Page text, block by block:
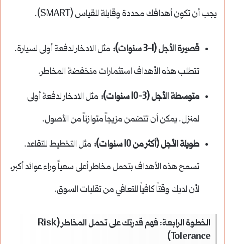
يجب أن تكون أهدافك محددة وقابلة للقياس (SMART).
قصيرة الأجل (1-3 سنوات):
مثل الادخار لدفعة أولى لسيارة.
تتطلب هذه الأهداف استثمارات منخفضة المخاطر.
متوسطة الأجل (3-10 سنوات):
مثل الادخار لدفعة أولى
لمنزل. يمكن أن تتضمن مزيجاً متوازناً من الأصول.
طويلة الأجل (أكثر من 10 سنوات):
مثل التخطيط للتقاعد.
تسمح هذه الأهداف بتحمل مخاطر أعلى سعياً وراء عوائد أكبر،
لأن لديك وقتاً كافياً للتعافي من تقلبات السوق.
الخطوة الرابعة: فهم قدرتك على تحمل المخاطر (Risk
Tolerance)